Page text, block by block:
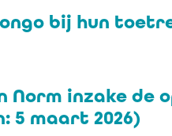
bij hun
Norm inzake
5 maart 2026)